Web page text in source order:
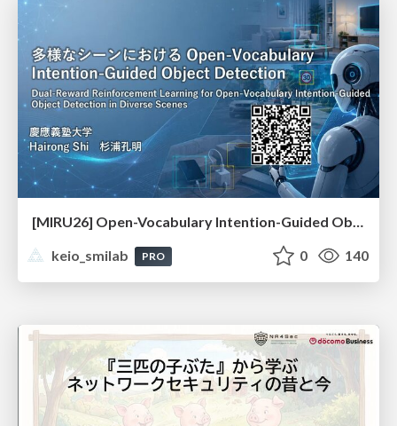
[MIRU26] Open-Vocabulary Intention-Guided Object Detection in Diverse Scenes
keio_smilab
PRO 0 140